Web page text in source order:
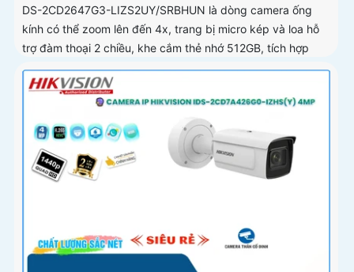
DS-2CD2647G3-LIZS2UY/SRBHUN là dòng camera ống
kính có thể zoom lên đến 4x, trang bị micro kép và loa hỗ
trợ đàm thoại 2 chiều, khe cắm thẻ nhớ 512GB, tích hợp
công nghệ AI trong việc cân bằng màu sáng trong điều
kiện ánh sáng yếu, ống kính có độ phân giải 4